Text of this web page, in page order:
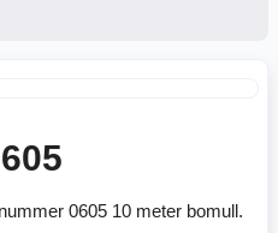
0605 10 meter bomull.